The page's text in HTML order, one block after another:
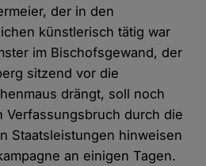
der in den
künstlerisch tätig war
im Bischofsgewand, der
sitzend vor die
drängt, soll noch
Verfassungsbruch durch die
Staatsleistungen hinweisen
an einigen Tagen.